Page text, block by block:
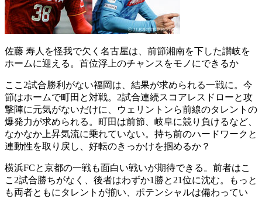
佐藤 寿人を怪我で欠く名古屋は、前節湘南を下した讃岐を
ホームに迎える。首位浮上のチャンスをモノにできるか
ここ2試合勝利がない福岡は、結果が求められる一戦に。今
節はホームで町田と対戦。2試合連続スコアレスドローと攻
撃陣に元気がないだけに、ウェリントンら前線のタレントの
爆発力が求められる。町田は前節、岐阜に競り負けるなど、
なかなか上昇気流に乗れていない。持ち前のハードワークと
連動性を取り戻し、好転のきっかけを掴めるか？
横浜FCと京都の一戦も面白い戦いが期待できる。前者はこ
こ2試合勝ちがなく、後者はわずか1勝と21位に沈む。もっと
も両者ともにタレントが揃い、ポテンシャルは備わってい